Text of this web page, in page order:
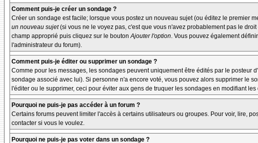
Comment puis-je créer un sondage ?
Créer un sondage est facile; lorsque vous postez un nouveau sujet (ou éditez le premier
un nouveau sujet(si vous ne le voyez pas, c'est que vous n'avez probablement pas le
champ approprié puis cliquez sur le boutonAjouter l'option. Vous pouvez également
l'administrateur du forum).
Comment puis-je éditer ou supprimer un sondage ?
Comme pour les messages, les sondages peuvent uniquement être édités par le
sondage associé avec lui). Si personne n'a encore voté, vous pouvez alors supprimer le
l'éditer ou le supprimer, ceci pour éviter aux gens de truquer les sondages en modifiant
Pourquoi ne puis-je pas accéder à un forum ?
Certains forums peuvent limiter l'accès à certains utilisateurs ou groupes. Pour voir, lire,
contacter si vous le voulez.
Pourquoi ne puis-je pas voter dans un sondage ?